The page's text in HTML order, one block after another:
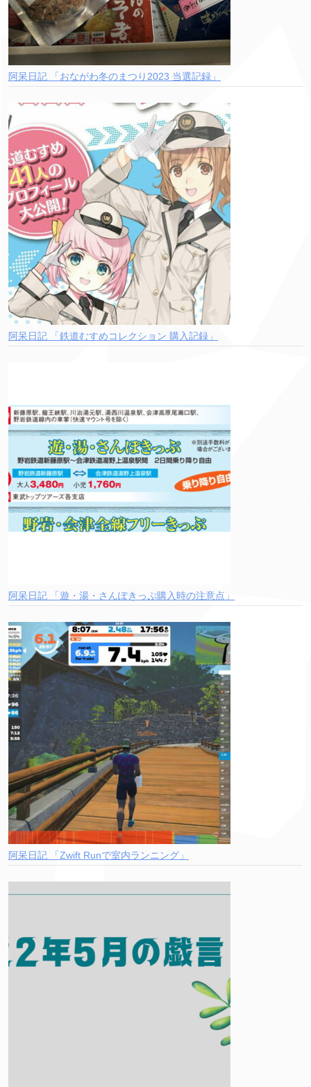
阿呆日記 「おながわ冬のまつり2023 当選記録」
阿呆日記 「鉄道むすめコレクション 購入記録」
阿呆日記 「遊・湯・さんぽきっぷ購入時の注意点」
阿呆日記 「Zwift Runで室内ランニング」